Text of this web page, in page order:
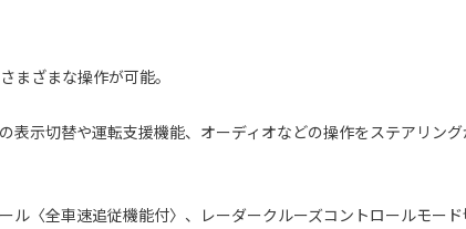
まざまな操作が可能。
表示切替や運転支援機能、オーディオなどの操作をステアリン
〈全車速追従機能付〉、レーダークルーズコントロールモード